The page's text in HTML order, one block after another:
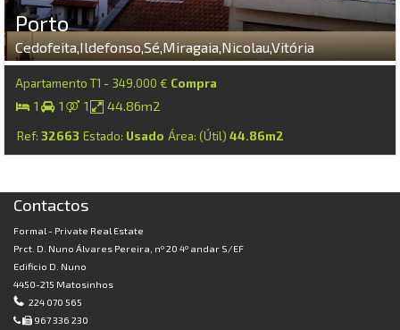
Porto
Cedofeita,Ildefonso,Sé,Miragaia,Nicolau,Vitória
Apartamento T1 - 349.000 € Compra
1 1 1 44.86m2
Ref: 32663 Estado: Usado Área: (Útil) 44.86m2
Contactos
Formal - Private Real Estate
Prct. D. Nuno Álvares Pereira, nº 20 4º andar S/EF
Edificio D. Nuno
4450-215 Matosinhos
224 070 565
967 336 230